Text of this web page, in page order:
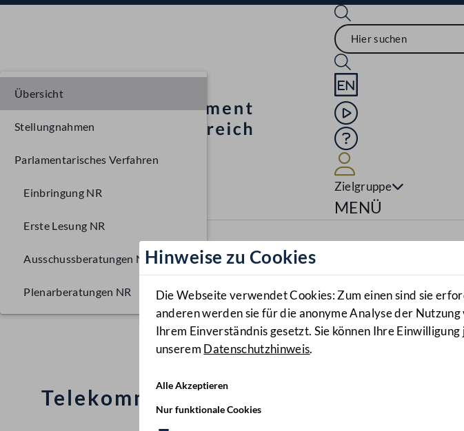
Sprache English
Mediathek
Hilfe
Zielgruppe
Navigationsmenü
MENÜ
Hinweise zu Cookies
Die Webseite verwendet Cookies: Zum einen sind sie
anderen werden sie für die anonyme Analyse der
Ihrem Einverständnis gesetzt. Sie können Ihre
unserem Datenschutzhinweis.
Alle Akzeptieren
Nur funktionale Cookies
Telekommunikationsgesetz, Änderung
Übersicht
Stellungnahmen
Parlamentarisches Verfahren
Einbringung NR
Erste Lesung NR
Ausschussberatungen NR
Plenarberatungen NR